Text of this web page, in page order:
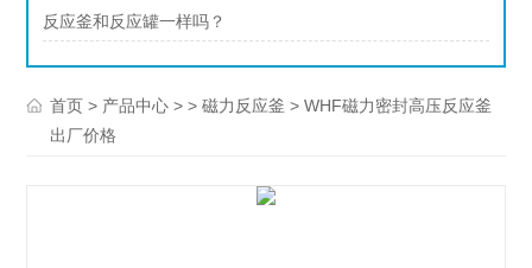
反应釜和反应罐一样吗？
首页 > 产品中心 > >磁力反应釜 > WHF磁力密封高压反应釜
出厂价格